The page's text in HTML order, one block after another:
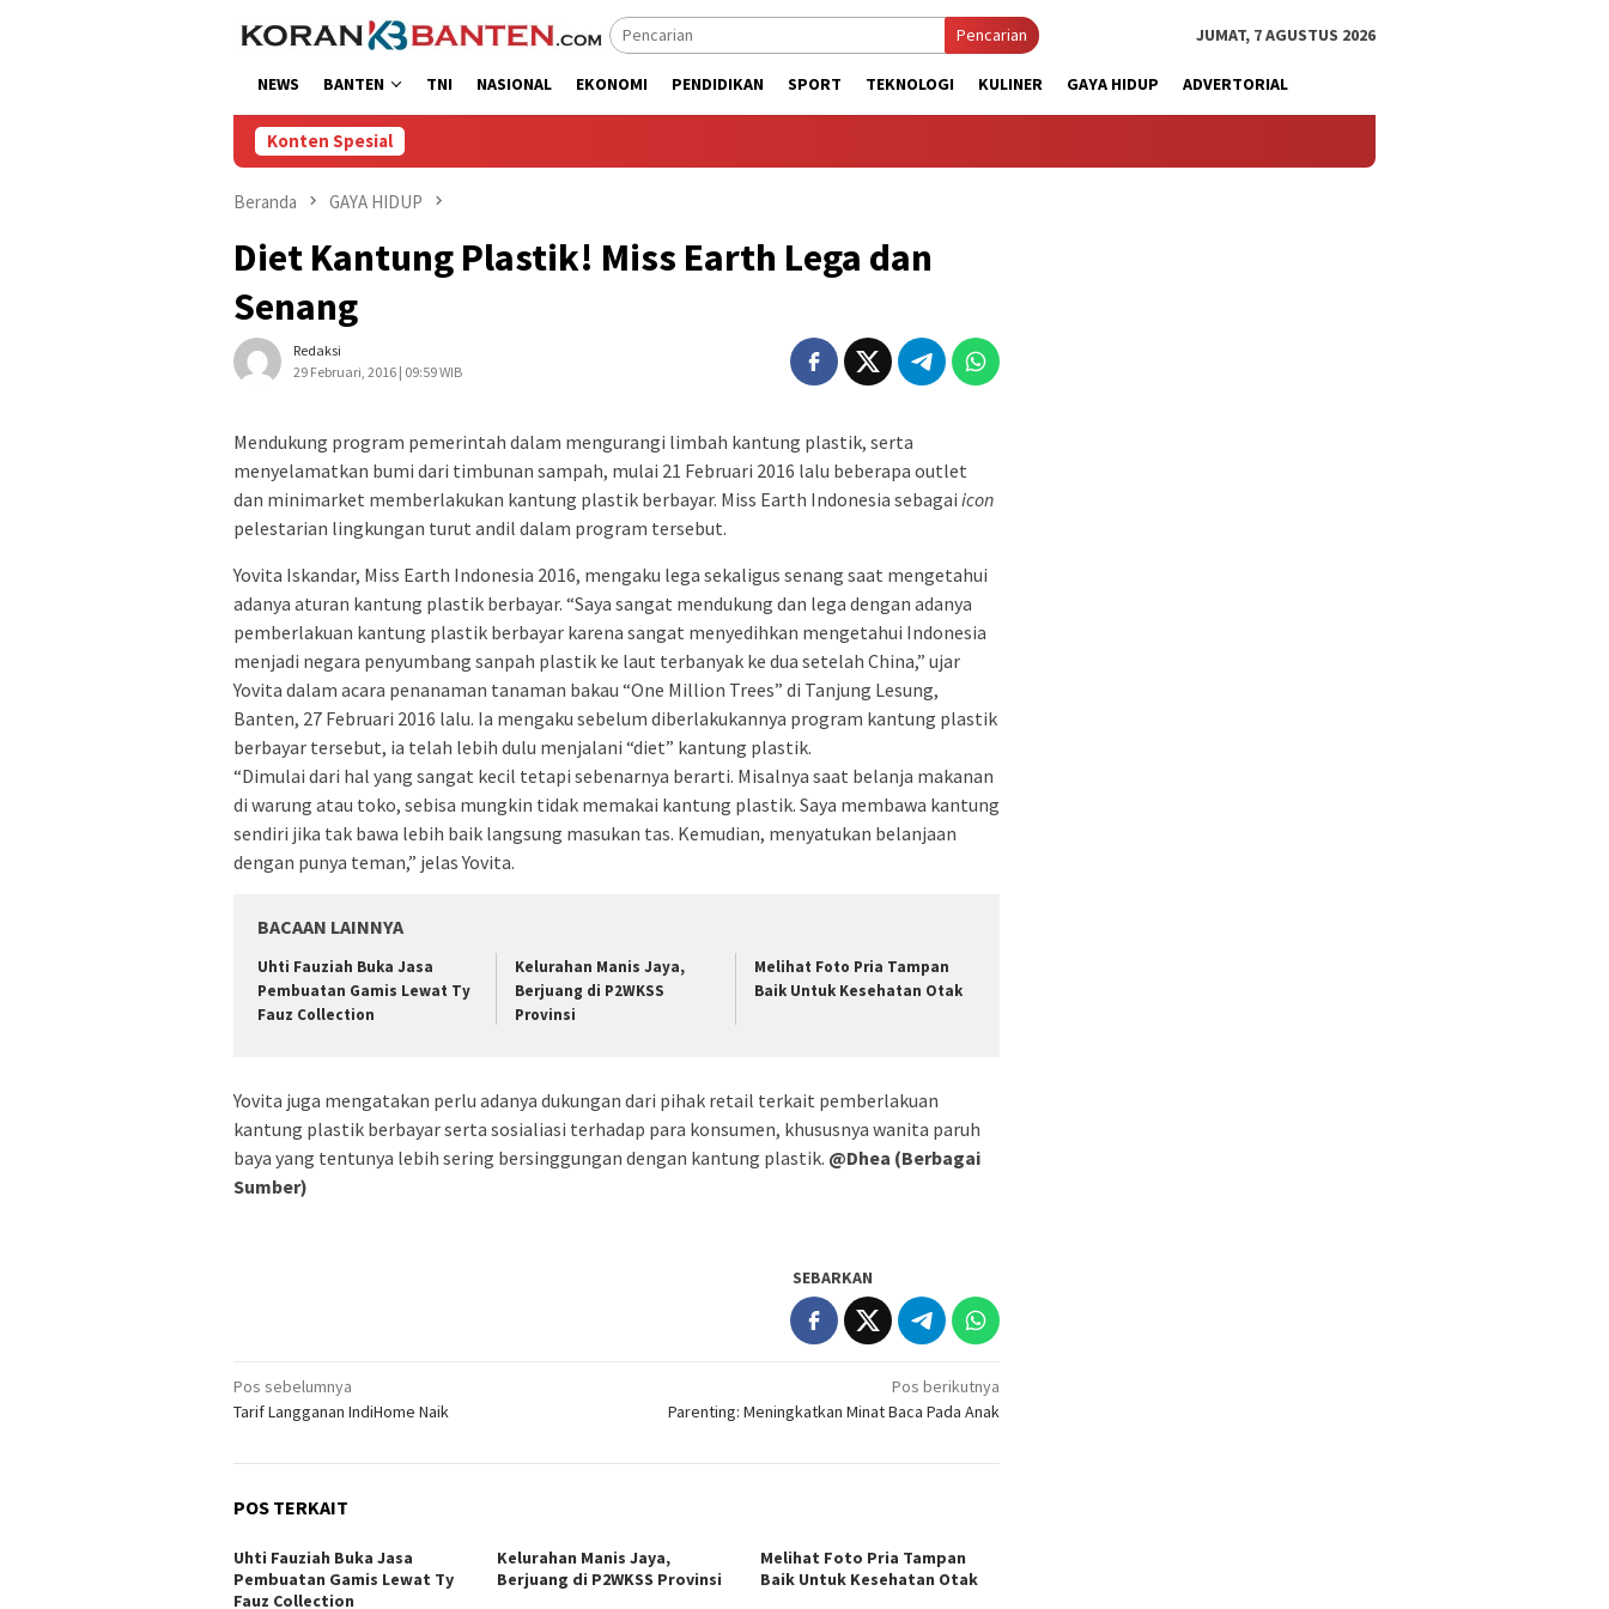
Pencarian JUMAT, 7 AGUSTUS 2026
NEWS BANTEN TNI NASIONAL EKONOMI PENDIDIKAN SPORT TEKNOLOGI KULINER GAYA HIDUP ADVERTORIAL
Konten Spesial
Beranda GAYA HIDUP
Diet Kantung Plastik! Miss Earth Lega dan
Senang
Redaksi
29 Februari, 2016 | 09:59 WIB
Mendukung program pemerintah dalam mengurangi limbah kantung plastik, serta
menyelamatkan bumi dari timbunan sampah, mulai 21 Februari 2016 lalu beberapa outlet
dan minimarket memberlakukan kantung plastik berbayar. Miss Earth Indonesia sebagai icon
pelestarian lingkungan turut andil dalam program tersebut.
Yovita Iskandar, Miss Earth Indonesia 2016, mengaku lega sekaligus senang saat mengetahui
adanya aturan kantung plastik berbayar. “Saya sangat mendukung dan lega dengan adanya
pemberlakuan kantung plastik berbayar karena sangat menyedihkan mengetahui Indonesia
menjadi negara penyumbang sanpah plastik ke laut terbanyak ke dua setelah China,” ujar
Yovita dalam acara penanaman tanaman bakau “One Million Trees” di Tanjung Lesung,
Banten, 27 Februari 2016 lalu. Ia mengaku sebelum diberlakukannya program kantung plastik
berbayar tersebut, ia telah lebih dulu menjalani “diet” kantung plastik.
“Dimulai dari hal yang sangat kecil tetapi sebenarnya berarti. Misalnya saat belanja makanan
di warung atau toko, sebisa mungkin tidak memakai kantung plastik. Saya membawa kantung
sendiri jika tak bawa lebih baik langsung masukan tas. Kemudian, menyatukan belanjaan
dengan punya teman,” jelas Yovita.
BACAAN LAINNYA
Uhti Fauziah Buka Jasa
Pembuatan Gamis Lewat Ty
Fauz Collection
Kelurahan Manis Jaya,
Berjuang di P2WKSS
Provinsi
Melihat Foto Pria Tampan
Baik Untuk Kesehatan Otak
Yovita juga mengatakan perlu adanya dukungan dari pihak retail terkait pemberlakuan
kantung plastik berbayar serta sosialiasi terhadap para konsumen, khususnya wanita paruh
baya yang tentunya lebih sering bersinggungan dengan kantung plastik. @Dhea (Berbagai
Sumber)
SEBARKAN
Navigasi
pos
Pos sebelumnya
Tarif Langganan IndiHome Naik
Pos berikutnya
Parenting: Meningkatkan Minat Baca Pada Anak
POS TERKAIT
Uhti Fauziah Buka Jasa
Pembuatan Gamis Lewat Ty
Fauz Collection
Kelurahan Manis Jaya,
Berjuang di P2WKSS Provinsi
Melihat Foto Pria Tampan
Baik Untuk Kesehatan Otak